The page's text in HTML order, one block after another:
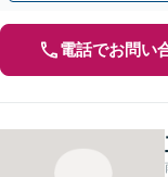
電話でお問い